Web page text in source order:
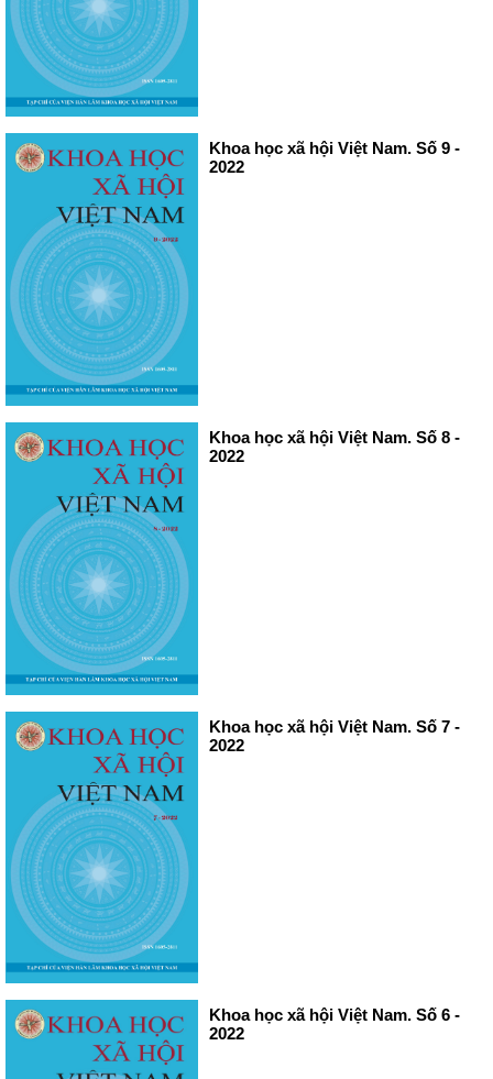
Khoa học xã hội Việt Nam. Số 9 -
2022
Khoa học xã hội Việt Nam. Số 8 -
2022
Khoa học xã hội Việt Nam. Số 7 -
2022
Khoa học xã hội Việt Nam. Số 6 -
2022